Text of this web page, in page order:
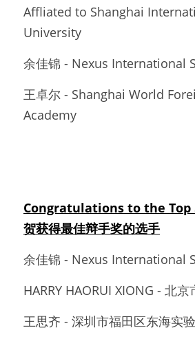
Affliated to Shanghai
University
余佳锦 - Nexus International
王卓尔 - Shanghai World
Academy
Congratulations to the Top
贺获得最佳辩手奖的选手
余佳锦 - Nexus International
HARRY HAORUI XIONG - 北
王思齐 - 深圳市福田区东海实